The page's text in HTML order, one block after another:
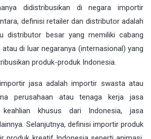
didistribusikan di negara importir
definisi retailer dan distributor adalah
distributor besar yang memiliki cabang
di luar negaranya (internasional) yang
produk-produk Indonesia.
jasa adalah importir swasta atau
perusahaan atau tenaga kerja jasa
keahlian khusus dari Indonesia, jasa
Selanjutnya, definisi importir produk